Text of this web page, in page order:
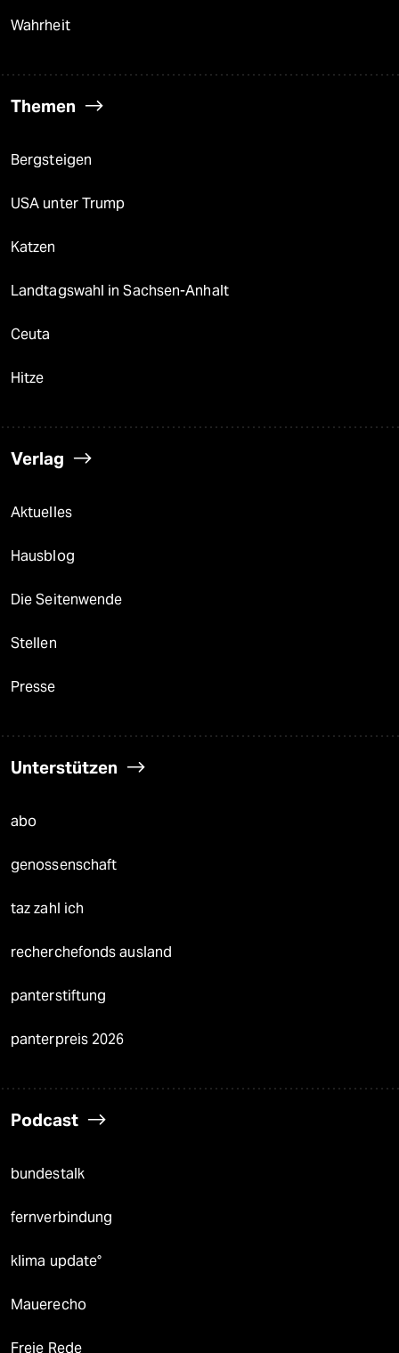
Wahrheit
Themen
Bergsteigen
USA unter Trump
Katzen
Landtagswahl in Sachsen-Anhalt
Ceuta
Hitze
Verlag
Aktuelles
Hausblog
Die Seitenwende
Stellen
Presse
Unterstützen
abo
genossenschaft
taz zahl ich
recherchefonds ausland
panterstiftung
panterpreis 2026
Podcast
bundestalk
fernverbindung
klima update°
Mauerecho
Freie Rede